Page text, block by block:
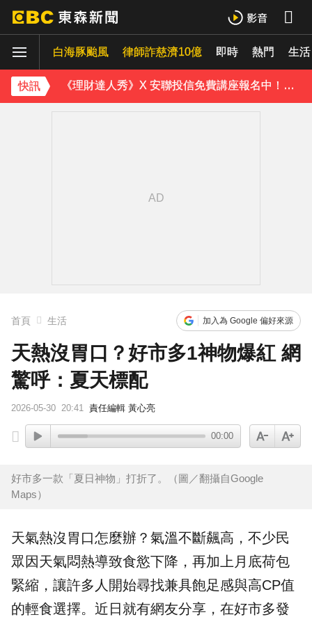
白海豚颱風 律師詐慈濟10億 即時 熱門 生活
快訊
下載東森App，隨時掌握天下大小事！
《理財達人秀》X 安聯投信免費講座報名中！搶先卡位 2027
首頁 生活 加入為 Google 偏好來源
天熱沒胃口？好市多1神物爆紅 網
驚呼：夏天標配
2026-05-30 20:41 責任編輯 黃心亮
00:00
好市多一款「夏日神物」打折了。（圖／翻攝自Google
Maps）
天氣熱沒胃口怎麼辦？氣溫不斷飆高，不少民
眾因天氣悶熱導致食慾下降，再加上月底荷包
緊縮，讓許多人開始尋找兼具飽足感與高CP值
的輕食選擇。近日就有網友分享，在好市多發